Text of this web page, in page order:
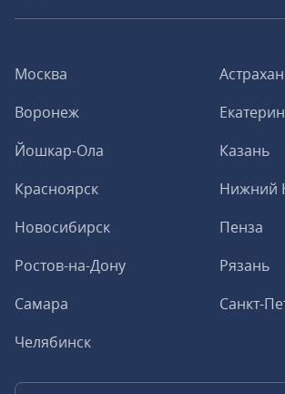
Москва
Воронеж
Йошкар-Ола
Казань
Красноярск
Нижний
Новосибирск
Пенза
Ростов-на-Дону
Рязань
Самара
Санкт-
Челябинск